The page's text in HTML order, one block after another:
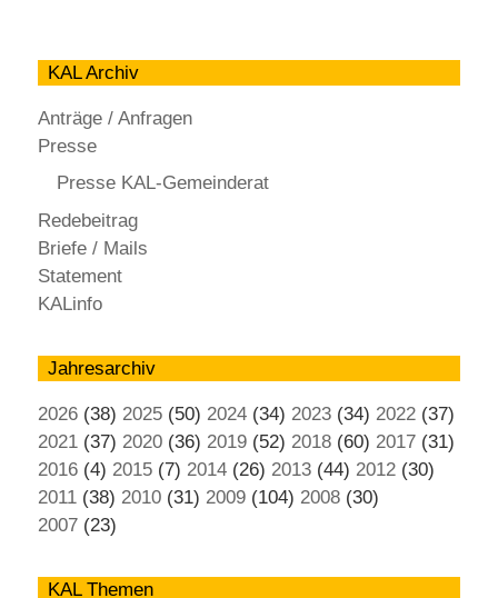
KAL Archiv
Anträge / Anfragen
Presse
Presse KAL-Gemeinderat
Redebeitrag
Briefe / Mails
Statement
KALinfo
Jahresarchiv
2026 (38) 2025 (50) 2024 (34) 2023 (34) 2022 (37)
2021 (37) 2020 (36) 2019 (52) 2018 (60) 2017 (31)
2016 (4) 2015 (7) 2014 (26) 2013 (44) 2012 (30)
2011 (38) 2010 (31) 2009 (104) 2008 (30)
2007 (23)
KAL Themen